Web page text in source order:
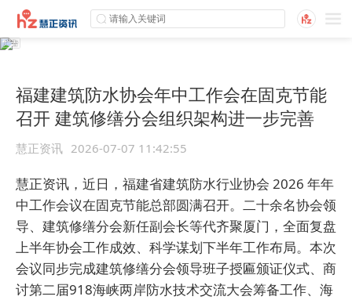
福建建筑防水协会年中工作会在固克节能
召开 建筑修缮分会组织架构进一步完善
慧正资讯 2026-07-07 11:42:55
慧正资讯，近日，福建省建筑防水行业协会 2026 年年
中工作会议在固克节能总部圆满召开。二十余名协会领
导、建筑修缮分会新任副会长等代齐聚厦门，全面复盘
上半年协会工作成效、科学谋划下半年工作布局。本次
会议同步完成建筑修缮分会领导班子授匾颁证仪式、商
讨第二届918海峡两岸防水技术交流大会筹备工作、海